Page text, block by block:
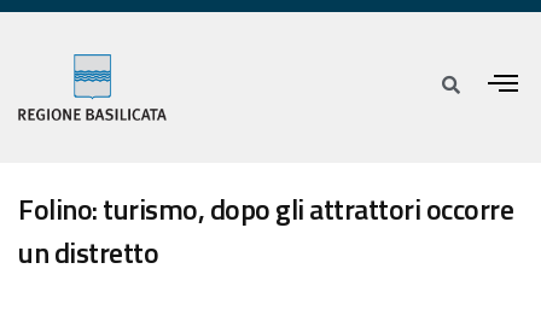
Folino: turismo, dopo gli attrattori occorre
un distretto